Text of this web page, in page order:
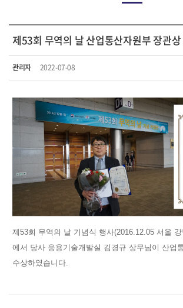
제53회 무역의 날 산업통산자원부 장관
관리자 2022-07-08
제53회 무역의 날 기념식 행사(2016.12.05 서울
에서 당사 응용기술개발실 김경규 상무님이 산업
수상하였습니다.